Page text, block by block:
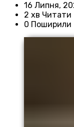
16 Липня,
2 хв Читати
0 Поширили